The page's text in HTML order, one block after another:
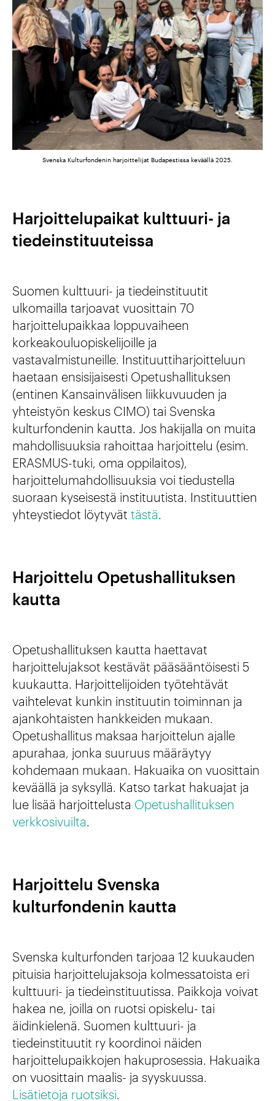
Svenska Kulturfondenin harjoittelijat Budapestissa keväällä 2025.
Harjoittelupaikat kulttuuri- ja
tiedeinstituuteissa
Suomen kulttuuri- ja tiedeinstituutit
ulkomailla tarjoavat vuosittain 70
harjoittelupaikkaa loppuvaiheen
korkeakouluopiskelijoille ja
vastavalmistuneille. Instituuttiharjoitteluun
haetaan ensisijaisesti Opetushallituksen
(entinen Kansainvälisen liikkuvuuden ja
yhteistyön keskus CIMO) tai Svenska
kulturfondenin kautta. Jos hakijalla on muita
mahdollisuuksia rahoittaa harjoittelu (esim.
ERASMUS-tuki, oma oppilaitos),
harjoittelumahdollisuuksia voi tiedustella
suoraan kyseisestä instituutista. Instituuttien
yhteystiedot löytyvät tästä
Harjoittelu Opetushallituksen
kautta
Opetushallituksen kautta haettavat
harjoittelujaksot kestävät pääsääntöisesti 5
kuukautta. Harjoittelijoiden työtehtävät
vaihtelevat kunkin instituutin toiminnan ja
ajankohtaisten hankkeiden mukaan.
Opetushallitus maksaa harjoittelun ajalle
apurahaa, jonka suuruus määräytyy
kohdemaan mukaan. Hakuaika on vuosittain
keväällä ja syksyllä. Katso tarkat hakuajat ja
lue lisää harjoittelusta Opetushallituksen
verkkosivuilta
Harjoittelu Svenska
kulturfondenin kautta
Svenska kulturfonden tarjoaa 12 kuukauden
pituisia harjoittelujaksoja kolmessatoista eri
kulttuuri- ja tiedeinstituutissa. Paikkoja voivat
hakea ne, joilla on ruotsi opiskelu- tai
äidinkielenä. Suomen kulttuuri- ja
tiedeinstituutit ry koordinoi näiden
harjoittelupaikkojen hakuprosessia. Hakuaika
on vuosittain maalis- ja syyskuussa.
Lisätietoja ruotsiksi